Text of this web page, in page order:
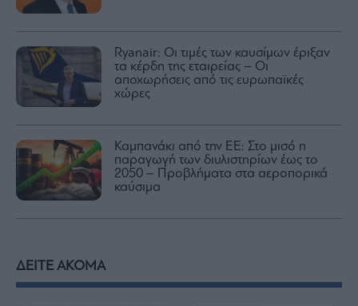
Ryanair: Οι τιμές των καυσίμων έριξαν
τα κέρδη της εταιρείας – Οι
αποχωρήσεις από τις ευρωπαϊκές
χώρες
Καμπανάκι από την ΕΕ: Στο μισό η
παραγωγή των διυλιστηρίων έως το
2050 – Προβλήματα στα αεροπορικά
καύσιμα
ΔΕΙΤΕ ΑΚΟΜΑ